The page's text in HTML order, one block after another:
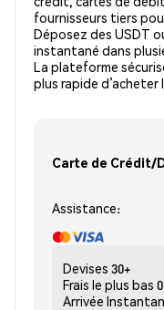
fournisseurs tiers
Déposez des USDT
instantané dans
La plateforme
plus rapide
Carte de Crédit/
Assistance:
Devises 30+
Frais le plus bas
Arrivée